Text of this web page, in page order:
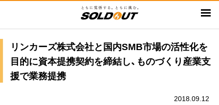
ン
リンカーズ株式会社と国内SMB市場の活性化を
目的に資本提携契約を締結し、ものづくり産業支
援で業務提携
2018.09.12